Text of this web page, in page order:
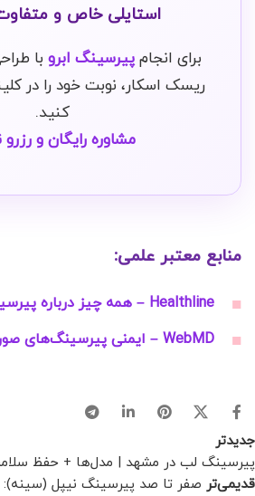
استایلی خاص و
برای انجامپیرسینگ ابرو با
ریسک اسکار، نوبت خود را در
کنید.
مشاوره رایگان و
منابع معتبر علمی:
Healthline – همه چیز درباره پیرسینگ ابرو
WebMD – ایمنی پیرسینگ‌های صورت
جدیدتر
پیرسینگ لب در مشهد | مدل‌ها + حفظ
قدیمی‌تر صفر تا صد پیرسینگ نیپل (سینه):